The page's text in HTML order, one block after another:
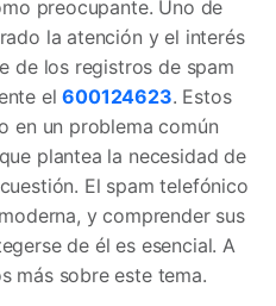
preocupante. Uno de
la atención y el interés
de los registros de spam
el600124623. Estos
en un problema común
plantea la necesidad de
El spam telefónico
y comprender sus
de él es esencial. A
más sobre este tema.